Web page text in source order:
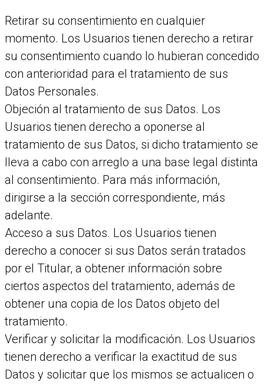
Retirar su consentimiento en cualquier
momento. Los Usuarios tienen derecho a retirar
su consentimiento cuando lo hubieran concedido
con anterioridad para el tratamiento de sus
Datos Personales.
Objeción al tratamiento de sus Datos. Los
Usuarios tienen derecho a oponerse al
tratamiento de sus Datos, si dicho tratamiento se
lleva a cabo con arreglo a una base legal distinta
al consentimiento. Para más información,
dirigirse a la sección correspondiente, más
adelante.
Acceso a sus Datos. Los Usuarios tienen
derecho a conocer si sus Datos serán tratados
por el Titular, a obtener información sobre
ciertos aspectos del tratamiento, además de
obtener una copia de los Datos objeto del
tratamiento.
Verificar y solicitar la modificación. Los Usuarios
tienen derecho a verificar la exactitud de sus
Datos y solicitar que los mismos se actualicen o